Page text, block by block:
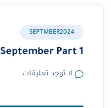
SEPTMBER2024
September Part 1
لا توجد تعليقات